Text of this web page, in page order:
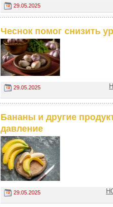
29.05.2025
Чеснок помог снизить
29.05.2025
Бананы и другие
давление
29.05.2025